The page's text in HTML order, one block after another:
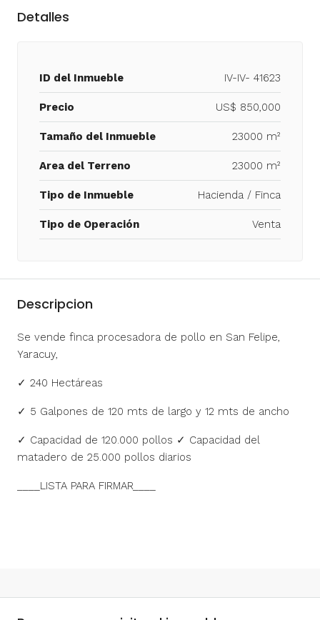
Detalles
ID del Inmueble IV-IV- 41623
Precio US$ 850,000
Tamaño del Inmueble 23000 m²
Area del Terreno 23000 m²
Tipo de Inmueble Hacienda / Finca
Tipo de Operación Venta
Descripcion
Se vende finca procesadora de pollo en San Felipe,
Yaracuy,
✓ 240 Hectáreas
✓ 5 Galpones de 120 mts de largo y 12 mts de ancho
✓ Capacidad de 120.000 pollos ✓ Capacidad del
matadero de 25.000 pollos diarios
____LISTA PARA FIRMAR____